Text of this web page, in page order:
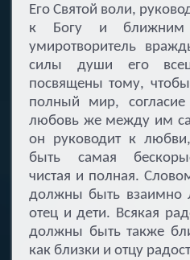
Его Святой воли,
к Богу и ближним
умиротворитель
силы души его
посвящены тому,
полный мир,
любовь же между им
он руководит к
быть самая
чистая и полная.
должны быть взаимно
отец и дети. Всякая
должны быть также
как близки и отцу